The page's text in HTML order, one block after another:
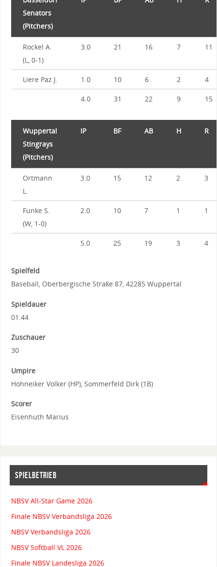
Senators
(Pitchers)
Rockel A.
(L, 0-1)
3.0 21 16 7 11
Liere Paz J. 1.0 10 6 2 4
4.0 31 22 9 15
Wuppertal
Stingrays
(Pitchers)
IP BF AB H R
Ortmann
L.
3.0 15 12 2 3
Funke S.
(W, 1-0)
2.0 10 7 1 1
5.0 25 19 3 4
Spielfeld
Baseball, Oberbergische Straße 87, 42285 Wuppertal
Spieldauer
01:44
Zuschauer
30
Umpire
Hohneiker Volker (HP), Sommerfeld Dirk (1B)
Scorer
Eisenhuth Marius
SPIELBETRIEB
NBSV All-Star Game 2026
Finale NBSV Verbandsliga 2026
NBSV Verbandsliga 2026
NBSV Softball VL 2026
Finale NBSV Landesliga 2026